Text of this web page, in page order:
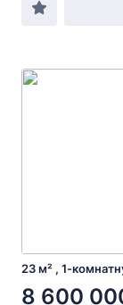
23 м² , 1-
8 600